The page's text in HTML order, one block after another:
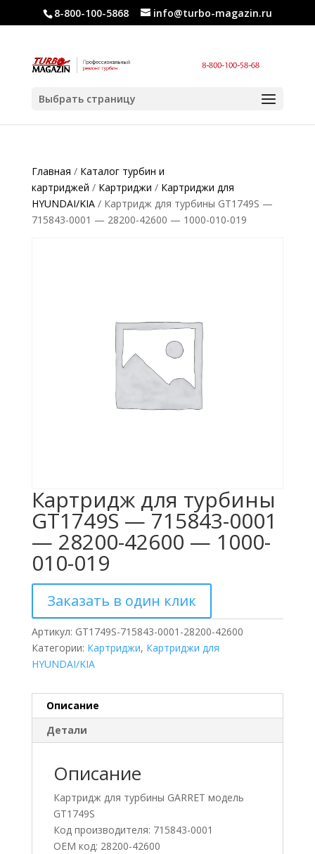
8-800-100-5868 info@turbo-magazin.ru
Выбрать страницу
Главная / Каталог турбин и
картриджей / Картриджи / Картриджи для
HYUNDAI/KIA/ Картридж для турбины GT1749S —
715843-0001 — 28200-42600 — 1000-010-019
Картридж для турбины
GT1749S — 715843-0001
— 28200-42600 — 1000-
010-019
Заказать в один клик
Артикул: GT1749S-715843-0001-28200-42600
Категории: Картриджи, Картриджи для
HYUNDAI/KIA
Описание
Детали
Описание
Картридж для турбины GARRET модель
GT1749S
Код производителя: 715843-0001
OEM код: 28200-42600